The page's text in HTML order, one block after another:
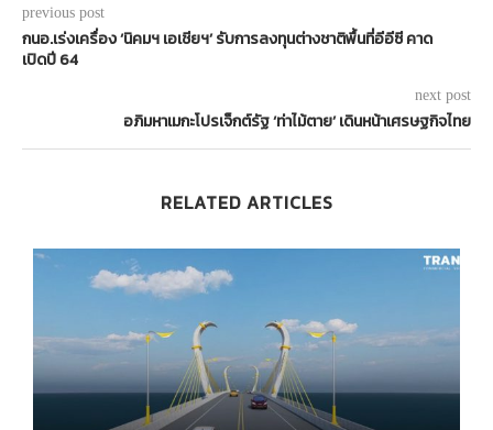
previous post
กนอ.เร่งเครื่อง ‘นิคมฯ เอเชียฯ’ รับการลงทุนต่างชาติพื้นที่อีอีซี คาด
เปิดปี 64
next post
อภิมหาเมกะโปรเจ็กต์รัฐ ‘ท่าไม้ตาย’ เดินหน้าเศรษฐกิจไทย
RELATED ARTICLES